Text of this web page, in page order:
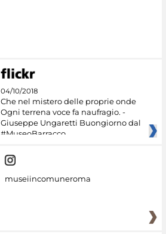
04/10/2018
Che nel mistero delle proprie onde
Ogni terrena voce fa naufragio. -
Giuseppe Ungaretti Buongiorno dal
#MuseoBarracco
museiincomuneroma